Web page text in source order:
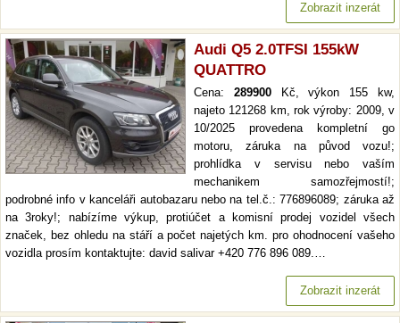
Zobrazit inzerát
Audi Q5 2.0TFSI 155kW
QUATTRO
Cena: 289900Kč, výkon 155 kw,
najeto 121268 km, rok výroby: 2009, v
10/2025 provedena kompletní go
motoru, záruka na původ vozu!;
prohlídka v servisu nebo vaším
mechanikem samozřejmostí!;
podrobné info v kanceláři autobazaru nebo na tel.č.: 776896089; záruka až
na 3roky!; nabízíme výkup, protiúčet a komisní prodej vozidel všech
značek, bez ohledu na stáří a počet najetých km. pro ohodnocení vašeho
vozidla prosím kontaktujte: david salivar +420 776 896 089.…
Zobrazit inzerát